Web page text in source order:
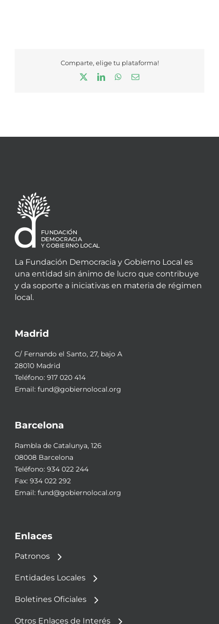
Comparte, elige tu plataforma!
LinkedInWhatsApp
Correo
La Fundación Democracia y Gobierno Local es
una entidad sin ánimo de lucro que contribuye
y da soporte a iniciativas en materia de régimen
local.
Madrid
C/ Fernando el Santo, 27, bajo A
28010 Madrid
Teléfono: 917 020 414
Email: fund@gobiernolocal.org
Barcelona
Rambla de Catalunya, 126
08008 Barcelona
Teléfono: 934 022 244
Fax: 934 022 292
Email: fund@gobiernolocal.org
Enlaces
Patronos
Entidades Locales
Boletines Oficiales
Otros Enlaces de Interés